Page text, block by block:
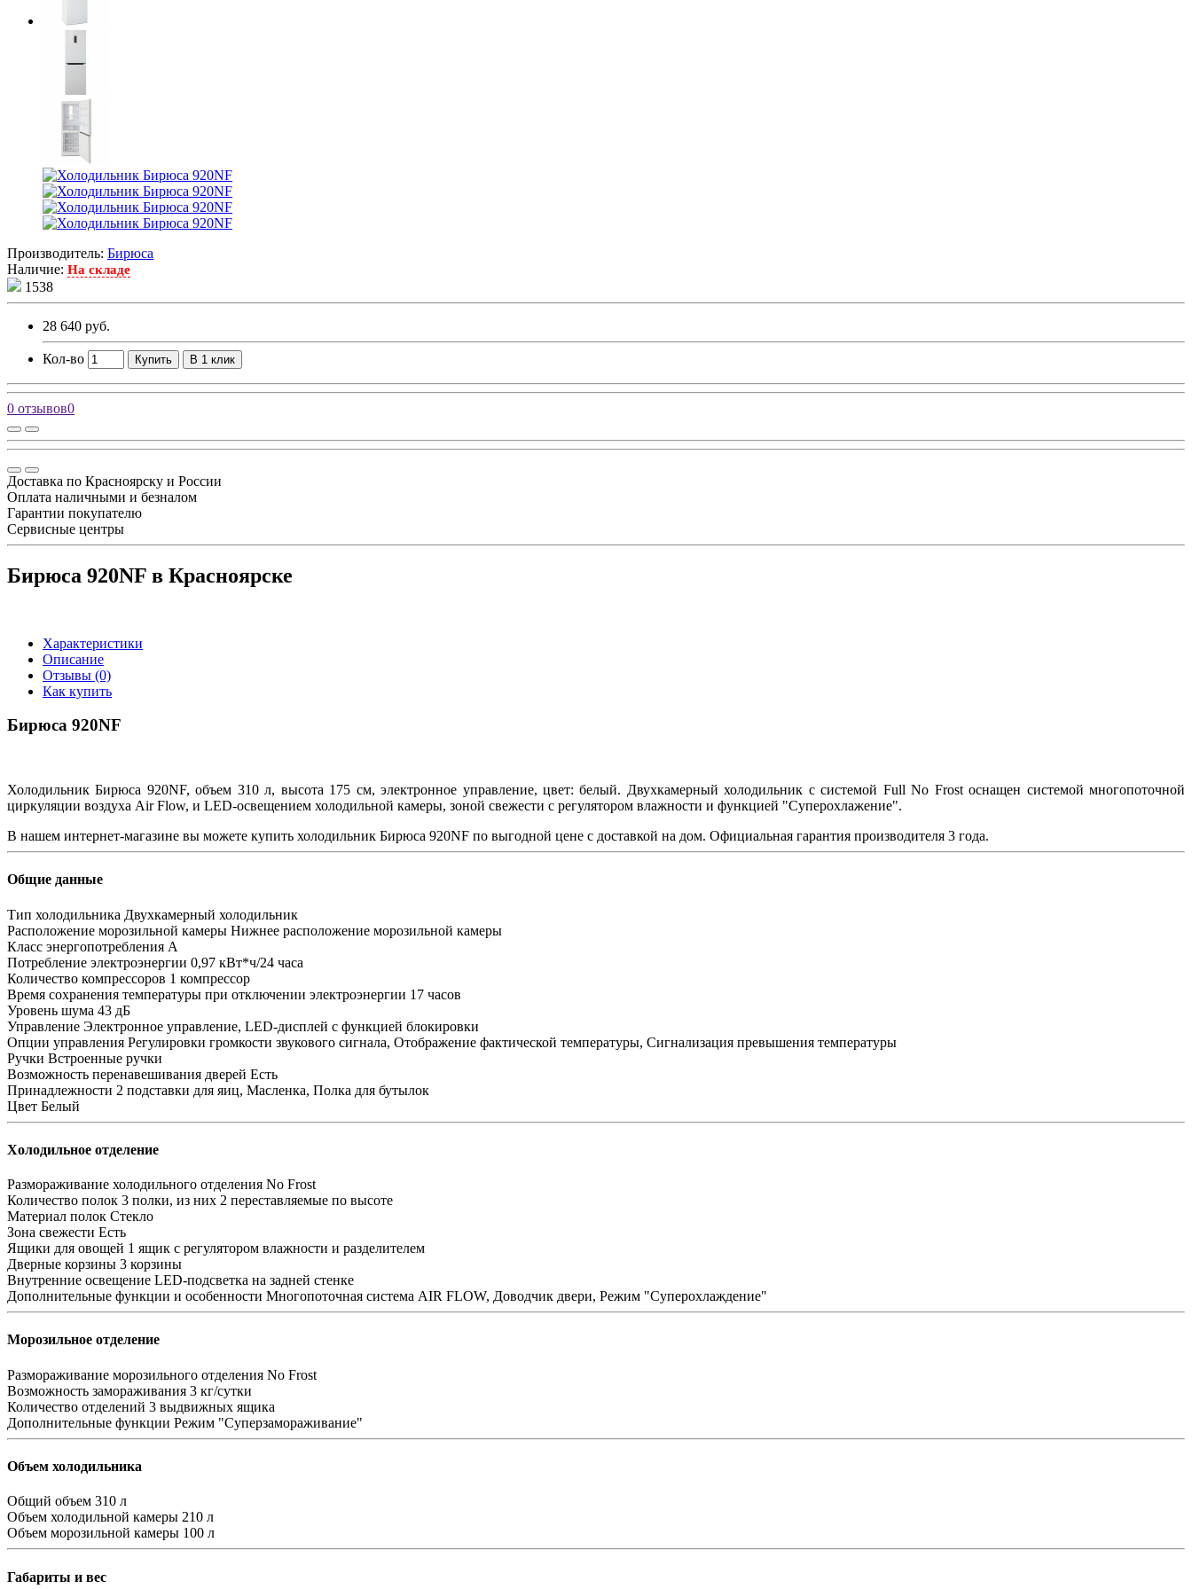
Производитель: Бирюса
Наличие: На складе
1538
28 640 руб.
Кол-во Купить В 1 клик
0 отзывов0
Доставка по Красноярску и России
Оплата наличными и безналом
Гарантии покупателю
Сервисные центры
Бирюса 920NF в Красноярске
Характеристики
Описание
Отзывы (0)
Как купить
Бирюса 920NF
Холодильник Бирюса 920NF, объем 310 л, высота 175 см, электронное управление, цвет: белый. Двухкамерный холодильник с системой Full No Frost оснащен системой многопоточной
циркуляции воздуха Air Flow, и LED-освещением холодильной камеры, зоной свежести с регулятором влажности и функцией "Суперохлажение".
В нашем интернет-магазине вы можете купить холодильник Бирюса 920NF по выгодной цене с доставкой на дом. Официальная гарантия производителя 3 года.
Общие данные
Тип холодильника Двухкамерный холодильник
Расположение морозильной камеры Нижнее расположение морозильной камеры
Класс энергопотребления A
Потребление электроэнергии 0,97 кВт*ч/24 часа
Количество компрессоров 1 компрессор
Время сохранения температуры при отключении электроэнергии 17 часов
Уровень шума 43 дБ
Управление Электронное управление, LED-дисплей с функцией блокировки
Опции управления Регулировки громкости звукового сигнала, Отображение фактической температуры, Сигнализация превышения температуры
Ручки Встроенные ручки
Возможность перенавешивания дверей Есть
Принадлежности 2 подставки для яиц, Масленка, Полка для бутылок
Цвет Белый
Холодильное отделение
Размораживание холодильного отделения No Frost
Количество полок 3 полки, из них 2 переставляемые по высоте
Материал полок Стекло
Зона свежести Есть
Ящики для овощей 1 ящик с регулятором влажности и разделителем
Дверные корзины 3 корзины
Внутренние освещение LED-подсветка на задней стенке
Дополнительные функции и особенности Многопоточная система AIR FLOW, Доводчик двери, Режим "Суперохлаждение"
Морозильное отделение
Размораживание морозильного отделения No Frost
Возможность замораживания 3 кг/сутки
Количество отделений 3 выдвижных ящика
Дополнительные функции Режим "Суперзамораживание"
Объем холодильника
Общий объем 310 л
Объем холодильной камеры 210 л
Объем морозильной камеры 100 л
Габариты и вес